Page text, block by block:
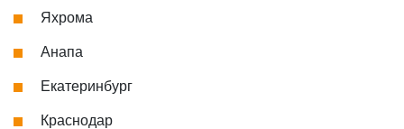
Яхрома
Анапа
Екатеринбург
Краснодар